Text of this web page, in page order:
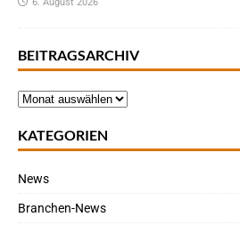
6. August 2026
BEITRAGSARCHIV
KATEGORIEN
News
Branchen-News